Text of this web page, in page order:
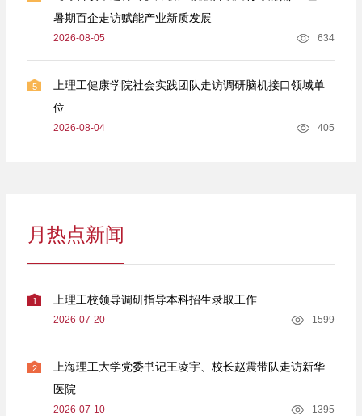
暑期百企走访赋能产业新质发展
2026-08-05 634
5
上理工健康学院社会实践团队走访调研脑机接口领域单
位
2026-08-04 405
月热点新闻
1 上理工校领导调研指导本科招生录取工作
2026-07-20 1599
2
上海理工大学党委书记王凌宇、校长赵震带队走访新华
医院
2026-07-10 1395